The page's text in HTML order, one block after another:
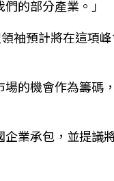
的部分產業。」
袖預計將在這項
的機會作為籌碼
業承包，並提議